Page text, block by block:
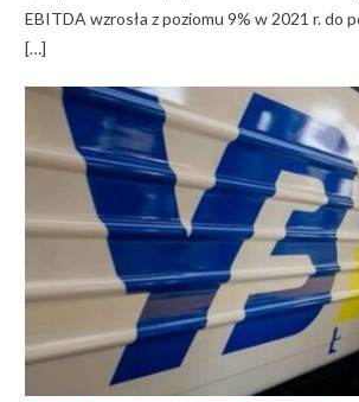
EBITDA wzrosła z poziomu 9% w 2021 r. do
[…]